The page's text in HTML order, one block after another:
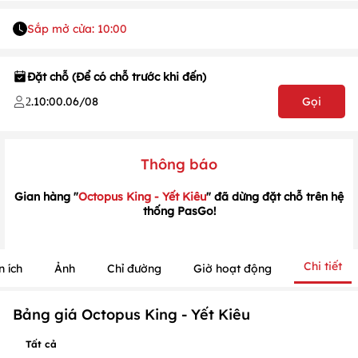
Sắp mở cửa: 10:00
Đặt chỗ (Để có chỗ trước khi đến)
2.10:00.06/08 Gọi
Thông báo
Gian hàng "Octopus King - Yết Kiêu" đã dừng đặt chỗ trên hệ
thống PasGo!
ích Ảnh Chỉ đường Giờ hoạt động Chi tiết
Bảng giá Octopus King - Yết Kiêu
Tất cả